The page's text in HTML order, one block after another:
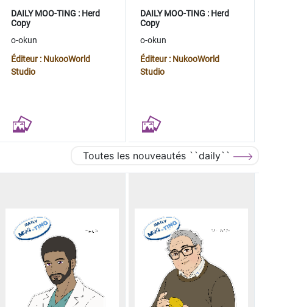
DAILY MOO-TING : Herd
Copy
o-okun
Éditeur : NukooWorld
Studio
DAILY MOO-TING : Herd
Copy
o-okun
Éditeur : NukooWorld
Studio
Toutes les nouveautés ``daily``